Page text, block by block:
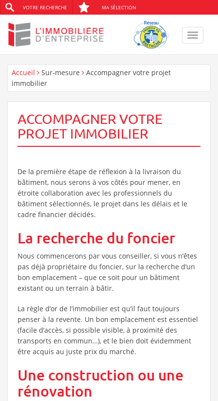
VOTRE RECHERCHE MA SÉLECTION
Toggle
Accueil Sur-mesure
Accompagner votre projet
immobilier
ACCOMPAGNER VOTRE
PROJET IMMOBILIER
De la première étape de réflexion à la livraison du
bâtiment, nous serons à vos côtés pour mener, en
étroite collaboration avec les professionnels du
bâtiment sélectionnés, le projet dans les délais et le
cadre financier décidés.
La recherche du foncier
Nous commencerons par vous conseiller, si vous n’êtes
pas déjà propriétaire du foncier, sur la recherche d’un
bon emplacement – que ce soit pour un bâtiment
existant ou un terrain à bâtir.
La règle d’or de l’immobilier est qu’il faut toujours
penser à la revente. Un bon emplacement est essentiel
(facile d’accès, si possible visible, à proximité des
transports en commun…), et le bien doit évidemment
être acquis au juste prix du marché.
Une construction ou une
rénovation